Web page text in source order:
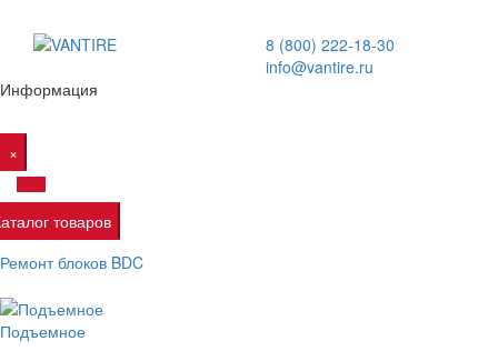
8 (800) 222-18-30
info@vantire.ru
Информация
×
товаров
Ремонт блоков BDC
Подъемное